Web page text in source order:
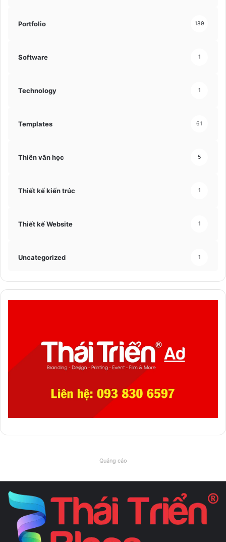
Portfolio 189
Software 1
Technology 1
Templates 61
Thiên văn học 5
Thiết kế kiến trúc 1
Thiết kế Website 1
Uncategorized 1
Quảng cáo